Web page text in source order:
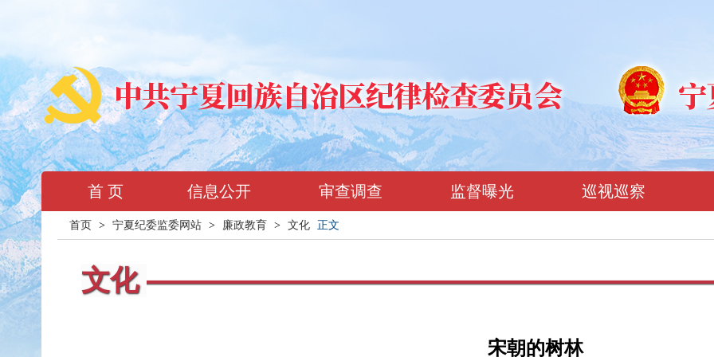
首 页 信息公开 审查调查 监督曝光 巡视巡察
首页 > 宁夏纪委监委网站 > 廉政教育 > 文化 正文
文化
宋朝的树林